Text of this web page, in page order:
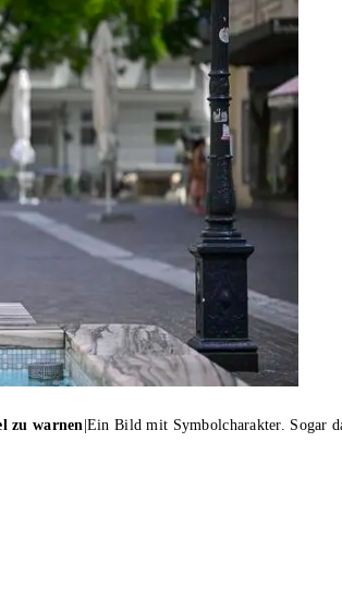
zu warnen Ein Bild mit Symbolcharakter. Sogar